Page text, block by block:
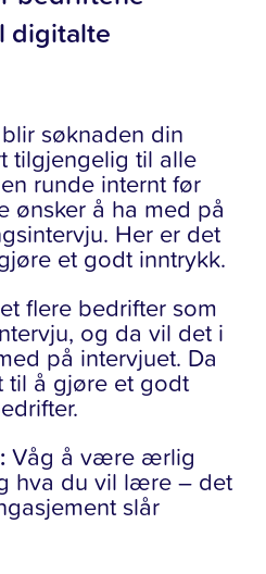
digitalte
søknaden din
tilgjengelig til alle
runde internt før
ønsker å ha med på
Her er det
et godt inntrykk.
flere bedrifter som
og da vil det i
på intervjuet. Da
til å gjøre et godt
Våg å være ærlig
hva du vil lære – det
slår